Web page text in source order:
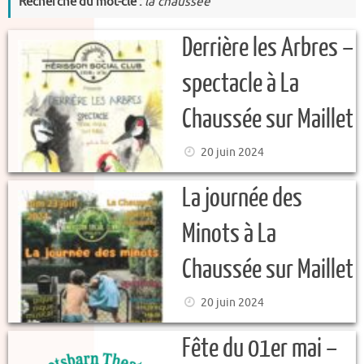
Derrière les Arbres –
spectacle à La
Chaussée sur Maillet
20 juin 2024
La journée des
Minots à La
Chaussée sur Maillet
20 juin 2024
Fête du 01er mai –